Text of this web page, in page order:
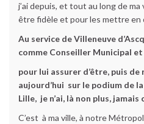
j’ai depuis, et tout au long de
être fidèle et pour les mettre en
Au service de Villeneuve
comme Conseiller Municipal
pour lui assurer d’être, puis
aujourd’hui sur le podium de
Lille, je n’ai, là non plus, jamais
C’est à ma ville, à notre